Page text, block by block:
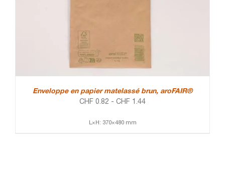
Enveloppe en papier matelassé brun, aroFAIR®
CHF 0.82 - CHF 1.44
L×H: 370×480 mm